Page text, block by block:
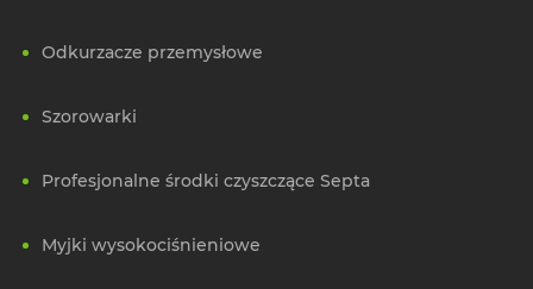
Odkurzacze przemysłowe
Szorowarki
Profesjonalne środki czyszczące Septa
Myjki wysokociśnieniowe